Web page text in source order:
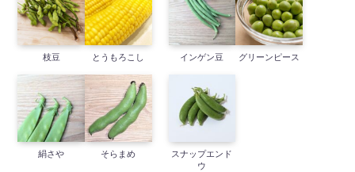
枝豆
絹さや
とうもろこし
そらまめ
インゲン豆
スナップエンド
ウ
グリーンピース